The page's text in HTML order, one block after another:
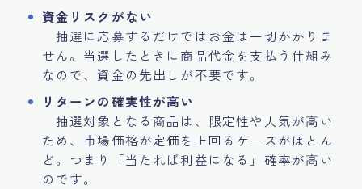
資金リスクがない
抽選に応募するだけではお金は一切かかりま
せん。当選したときに商品代金を支払う仕組み
なので、資金の先出しが不要です。
リターンの確実性が高い
抽選対象となる商品は、限定性や人気が高い
ため、市場価格が定価を上回るケースがほとん
ど。つまり「当たれば利益になる」確率が高い
のです。